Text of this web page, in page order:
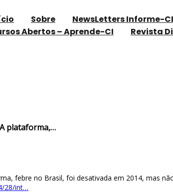
Sobre NewsLetters Informe-CI
Abertos – Aprende-CI
Revista
plataforma,…
febre no Brasil, foi desativada em 2014, mas
28/int…